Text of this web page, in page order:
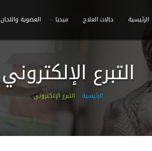
الرئيسية حالات العلاج ميديا العضوية واللجان
التبرع الإلكتروني
الرئيسية التبرع الإلكتروني